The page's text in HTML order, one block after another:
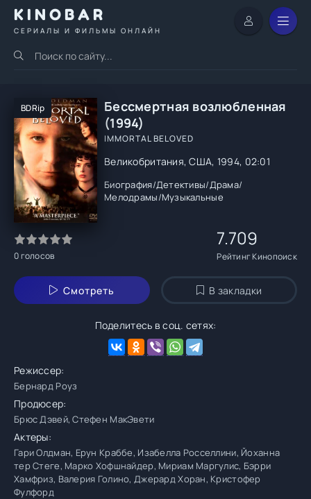
KINOBAR
СЕРИАЛЫ И ФИЛЬМЫ ОНЛАЙН
BDRip
Бессмертная возлюбленная
(1994)
IMMORTAL BELOVED
Великобритания, США, 1994, 02:01
Биография/Детективы/Драма/
Мелодрамы/Музыкальные
0голосов
7.709
Рейтинг Кинопоиск
Смотреть В закладки
Поделитесь в соц. сетях:
Режиссер:
Бернард Роуз
Продюсер:
Брюс Дэвей, Стефен МакЭвети
Актеры:
Гари Олдман, Ерун Краббе, Изабелла Росселлини, Йоханна
тер Стеге, Марко Хофшнайдер, Мириам Маргулис, Бэрри
Хамфриз, Валерия Голино, Джерард Хоран, Кристофер
Фулфорд